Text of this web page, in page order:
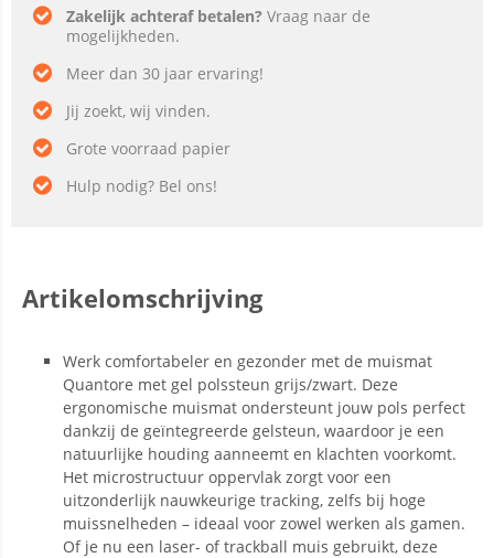
Zakelijk achteraf betalen? Vraag naar de
mogelijkheden.
Meer dan 30 jaar ervaring!
Jij zoekt, wij vinden.
Grote voorraad papier
Hulp nodig? Bel ons!
Artikelomschrijving
Werk comfortabeler en gezonder met de muismat
Quantore met gel polssteun grijs/zwart. Deze
ergonomische muismat ondersteunt jouw pols perfect
dankzij de geïntegreerde gelsteun, waardoor je een
natuurlijke houding aanneemt en klachten voorkomt.
Het microstructuur oppervlak zorgt voor een
uitzonderlijk nauwkeurige tracking, zelfs bij hoge
muissnelheden – ideaal voor zowel werken als gamen.
Of je nu een laser- of trackball muis gebruikt, deze